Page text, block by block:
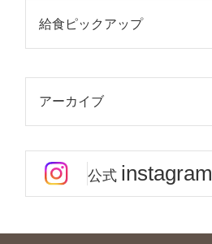
給食ピックアップ
アーカイブ
公式 instagram